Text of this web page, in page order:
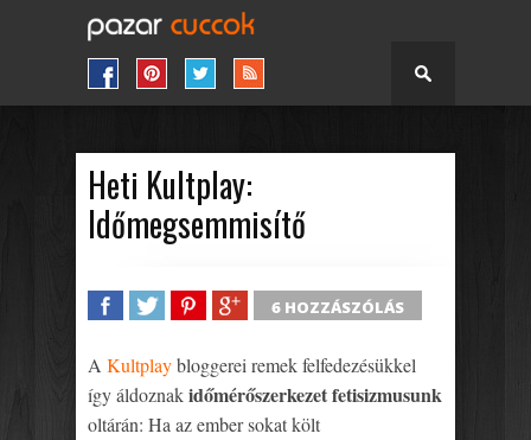
Heti Kultplay:
Időmegsemmisítő
6 HOZZÁSZÓLÁS
A Kultplaybloggerei remek felfedezésükkel
így áldoznakidőmérőszerkezet fetisizmusunk
oltárán: Ha az ember sokat költ